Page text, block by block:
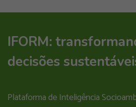
IFORM:
decisões
Plataforma de Inteligência